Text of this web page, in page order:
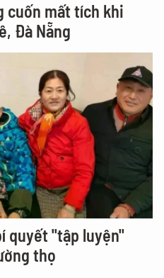
cuốn mất tích khi
Đà Nẵng
quyết "tập luyện"
thọ